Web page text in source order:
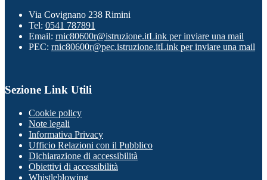
Via Covignano 238 Rimini
Tel: 0541 787891
Email: rnic80600r@istruzione.itLink per inviare una mail
PEC: rnic80600r@pec.istruzione.itLink per inviare una mail
Sezione Link Utili
Cookie policy
Note legali
Informativa Privacy
Ufficio Relazioni con il Pubblico
Dichiarazione di accessibilità
Obiettivi di accessibilità
Whistleblowing